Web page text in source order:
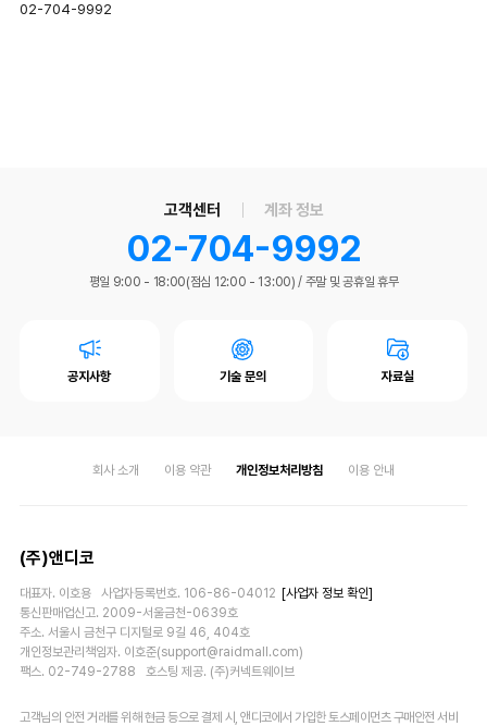
02-704-9992
고객센터 계좌 정보
02-704-9992
평일 9:00 - 18:00(점심 12:00 - 13:00) / 주말 및 공휴일 휴무
공지사항 기술 문의 자료실
회사 소개 이용 약관 개인정보처리방침 이용 안내
(주)앤디코
대표자. 이호용 사업자등록번호. 106-86-04012 [사업자 정보 확인]
통신판매업신고. 2009-서울금천-0639호
주소. 서울시 금천구 디지털로 9길 46, 404호
개인정보관리책임자. 이호준(support@raidmall.com)
팩스. 02-749-2788 호스팅 제공. (주)커넥트웨이브
고객님의 안전 거래를 위해 현금 등으로 결제 시, 앤디코에서 가입한 토스페이먼츠 구매안전 서비